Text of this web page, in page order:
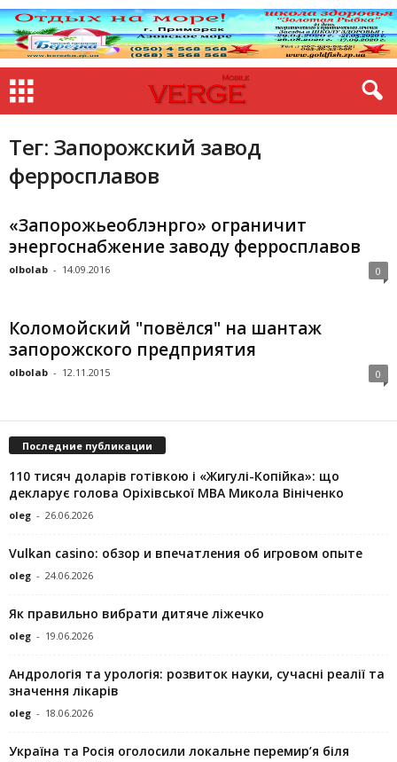
Тег: Запорожский завод
ферросплавов
«Запорожьеоблэнрго» ограничит
энергоснабжение заводу ферросплавов
olbolab - 14.09.2016 0
Коломойский "повёлся" на шантаж
запорожского предприятия
olbolab - 12.11.2015 0
Последние публикации
110 тисяч доларів готівкою і «Жигулі-Копійка»: що
декларує голова Оріхівської МВА Микола Вініченко
oleg - 26.06.2026
Vulkan casino: обзор и впечатления об игровом опыте
oleg - 24.06.2026
Як правильно вибрати дитяче ліжечко
oleg - 19.06.2026
Андрологія та урологія: розвиток науки, сучасні реалії та
значення лікарів
oleg - 18.06.2026
Україна та Росія оголосили локальне перемир’я біля